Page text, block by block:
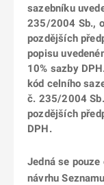
sazebníku
235/2004 Sb.,
pozdějších
popisu
10% sazby
kód celního
č. 235/2004
pozdějších
DPH.
Jedná se
návrhu